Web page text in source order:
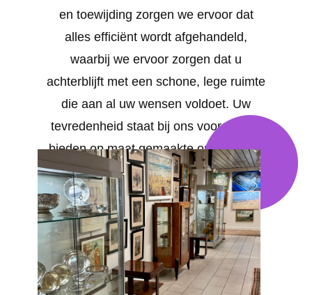
en toewijding zorgen we ervoor dat
alles efficiënt wordt afgehandeld,
waarbij we ervoor zorgen dat u
achterblijft met een schone, lege ruimte
die aan al uw wensen voldoet. Uw
tevredenheid staat bij ons voorop. We
bieden op maat gemaakte oplossingen
voor al uw behoeften in Beigem .